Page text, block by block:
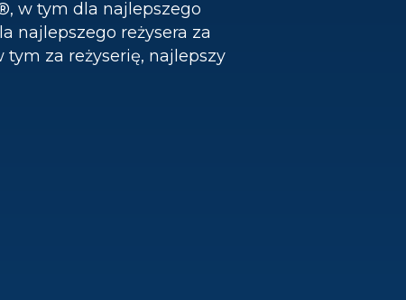
w tym dla najlepszego
najlepszego reżysera za
tym za reżyserię, najlepszy